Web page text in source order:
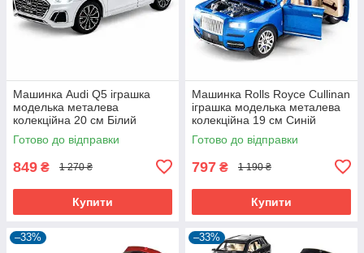
Машинка Audi Q5 іграшка
моделька металева
колекційна 20 см Білий
(61198)
Готово до відправки
849 ₴ 1 270 ₴
Купити
Машинка Rolls Royce Cullinan
іграшка моделька металева
колекційна 19 см Синій
(59402)
Готово до відправки
797 ₴ 1 190 ₴
Купити
–33% –33%